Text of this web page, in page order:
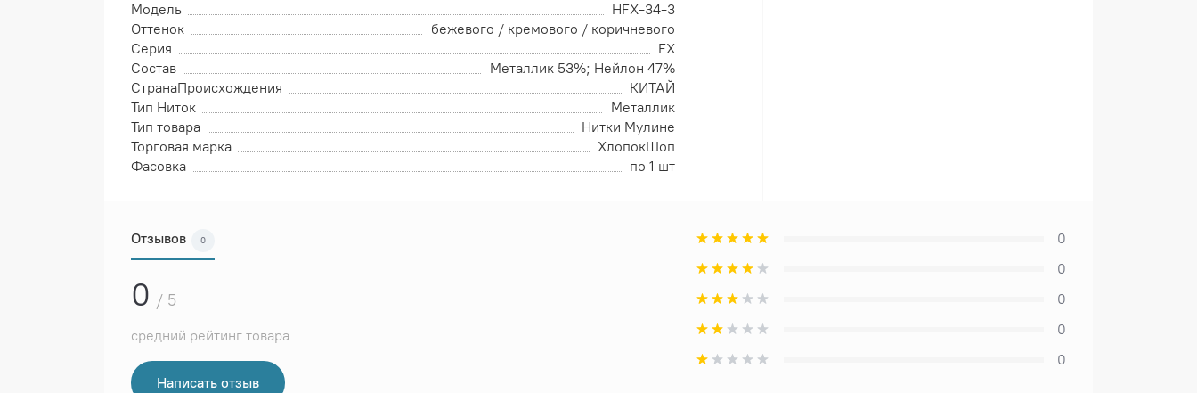
Модель
HFX-34-3
Оттенок
бежевого / кремового / коричневого
Серия
FX
Состав
Металлик 53%; Нейлон 47%
СтранаПроисхождения
КИТАЙ
Тип Ниток
Металлик
Тип товара
Нитки Мулине
Торговая марка
ХлопокШоп
Фасовка
по 1 шт
Отзывов 0
0 / 5
средний рейтинг товара
Написать отзыв
0
0
0
0
0